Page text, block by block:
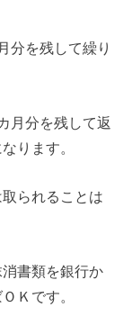
分を残して繰り
月分を残して返
ります。
られることは
書類を銀行か
Ｋです。